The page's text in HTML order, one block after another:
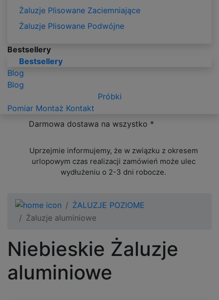
Żaluzje Plisowane Zaciemniające
Żaluzje Plisowane Podwójne
Bestsellery
Bestsellery
Blog
Blog
Próbki
Pomiar Montaż Kontakt
Darmowa dostawa na wszystko *
Uprzejmie informujemy, że w związku z okresem
urlopowym czas realizacji zamówień może ulec
wydłużeniu o 2-3 dni robocze.
ŻALUZJE POZIOME
Żaluzje aluminiowe
Niebieskie Żaluzje
aluminiowe